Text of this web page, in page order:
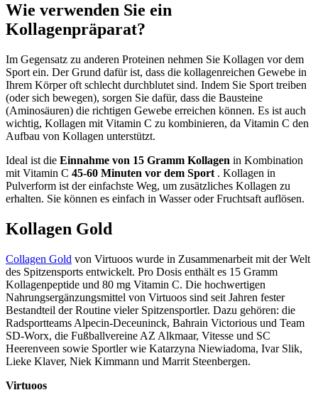
Wie verwenden Sie ein
Kollagenpräparat?
Im Gegensatz zu anderen Proteinen nehmen Sie Kollagen vor dem
Sport ein. Der Grund dafür ist, dass die kollagenreichen Gewebe in
Ihrem Körper oft schlecht durchblutet sind. Indem Sie Sport treiben
(oder sich bewegen), sorgen Sie dafür, dass die Bausteine
(Aminosäuren) die richtigen Gewebe erreichen können. Es ist auch
wichtig, Kollagen mit Vitamin C zu kombinieren, da Vitamin C den
Aufbau von Kollagen unterstützt.
Ideal ist die Einnahme von 15 Gramm Kollagen in Kombination
mit Vitamin C 45-60 Minuten vor dem Sport . Kollagen in
Pulverform ist der einfachste Weg, um zusätzliches Kollagen zu
erhalten. Sie können es einfach in Wasser oder Fruchtsaft auflösen.
Kollagen Gold
Collagen Gold von Virtuoos wurde in Zusammenarbeit mit der Welt
des Spitzensports entwickelt. Pro Dosis enthält es 15 Gramm
Kollagenpeptide und 80 mg Vitamin C. Die hochwertigen
Nahrungsergänzungsmittel von Virtuoos sind seit Jahren fester
Bestandteil der Routine vieler Spitzensportler. Dazu gehören: die
Radsportteams Alpecin-Deceuninck, Bahrain Victorious und Team
SD-Worx, die Fußballvereine AZ Alkmaar, Vitesse und SC
Heerenveen sowie Sportler wie Katarzyna Niewiadoma, Ivar Slik,
Lieke Klaver, Niek Kimmann und Marrit Steenbergen.
Virtuoos